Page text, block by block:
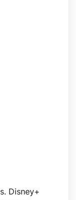
Disney+